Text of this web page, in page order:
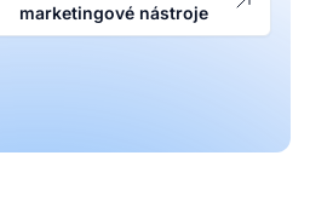
marketingové nástroje